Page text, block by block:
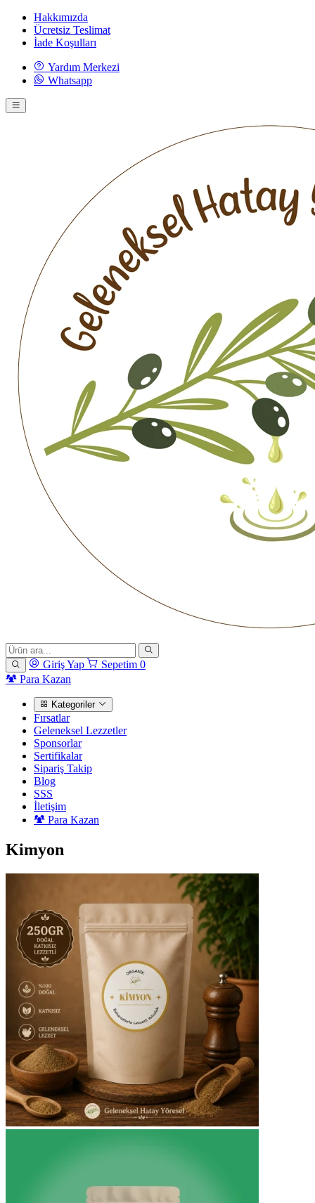
Hakkımızda
Ücretsiz Teslimat
İade Koşulları
Yardım Merkezi
Whatsapp
Giriş Yap Sepetim 0
Para Kazan
Kategoriler
Fırsatlar
Geleneksel Lezzetler
Sponsorlar
Sertifikalar
Sipariş Takip
Blog
SSS
İletişim
Para Kazan
Kimyon